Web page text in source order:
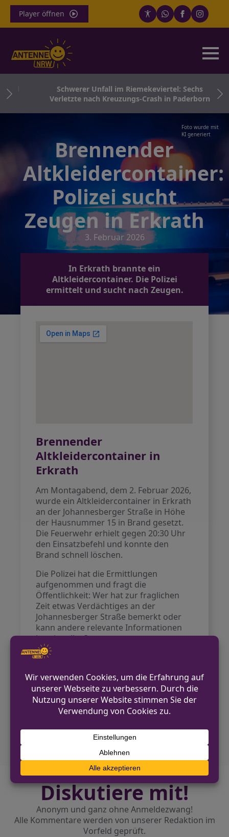
Player öffnen
Schwerer Unfall im Riemekeviertel: Sechs
Verletzte nach Kreuzungs-Crash in Paderborn
Foto wurde mit
KI generiert
Brennender
Altkleidercontainer:
Polizei sucht
Zeugen in Erkrath
3. Februar 2026
In Erkrath brannte ein
Altkleidercontainer. Die Polizei
ermittelt und sucht nach Zeugen.
Brennender
Altkleidercontainer in
Erkrath
Am Montagabend, dem 2. Februar 2026,
wurde ein Altkleidercontainer in Erkrath
an der Johannesberger Straße in Höhe
der Hausnummer 15 in Brand gesetzt.
Die Feuerwehr erhielt gegen 20:30 Uhr
den Einsatzbefehl und konnte den
Brand schnell löschen.
Die Polizei hat die Ermittlungen
aufgenommen und fragt die
Öffentlichkeit: Wer hat zur fraglichen
Zeit etwas Verdächtiges an der
Johannesberger Straße bemerkt oder
kann andere relevante Informationen
bereitstellen?
VORHERIGER BEITRAG
Fußgängerin beim Rangieren leicht verletzt
NÄCHSTER BEITRAG
Diebstahl hochwertiger Fahrräder in
Diskutiere mit!
Anonym und ganz ohne Anmeldezwang!
Alle Kommentare werden von unserer Redaktion im
Vorfeld geprüft.